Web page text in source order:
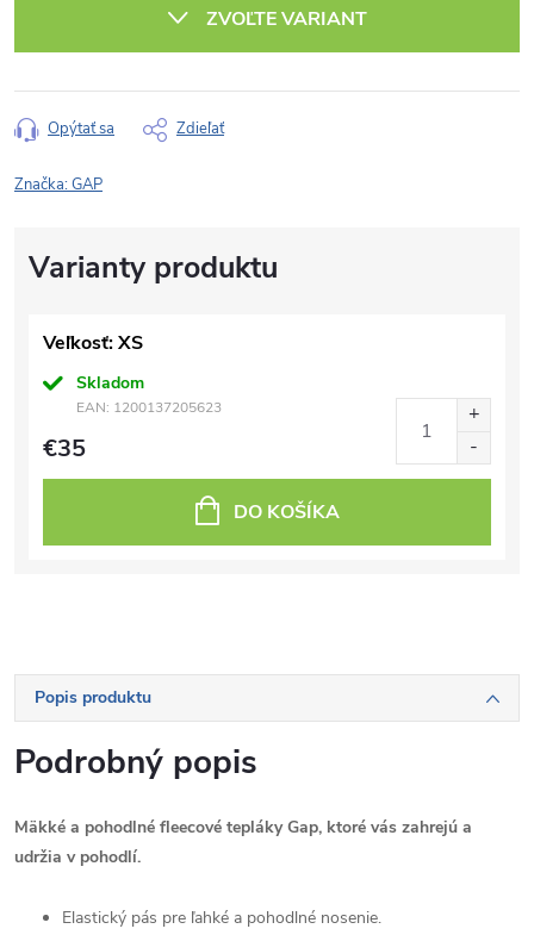
ZVOĽTE VARIANT
Opýtať sa Zdieľať
Značka:GAP
Veľkosť: XS
Skladom
EAN: 1200137205623
€35
DO KOŠÍKA
Popis produktu
Podrobný popis
Mäkké a pohodlné fleecové tepláky Gap, ktoré vás zahrejú a
udržia v pohodlí.
Elastický pás pre ľahké a pohodlné nosenie.